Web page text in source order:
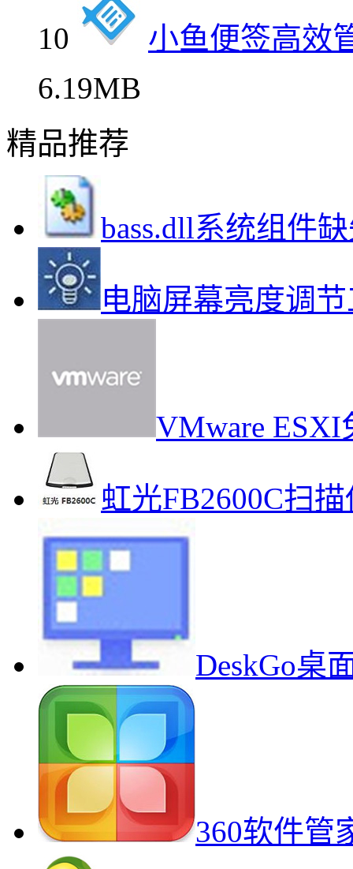
10
小鱼便签高效
6.19MB
精品推荐
bass.dll系统组件
电脑屏幕亮度调
VMware
虹光FB2600C扫
DeskGo桌
360软件管